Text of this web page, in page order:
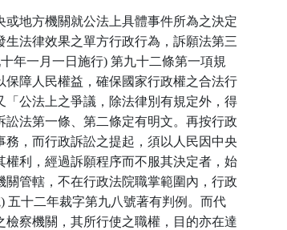
地方機關就公法上具體事件所為之決定
法律效果之單方行政行為，訴願法第三
年一月一日施行) 第九十二條第一項規
保障人民權益，確保國家行政權之合法行
公法上之爭議，除法律別有規定外，得
法第一條、第二條定有明文。再按行政
，而行政訴訟之提起，須以人民因中央
利，經過訴願程序而不服其決定者，始
管轄，不在行政法院職掌範圍內，行政
五十二年裁字第九八號著有判例。而代
察機關，其所行使之職權，目的亦在達